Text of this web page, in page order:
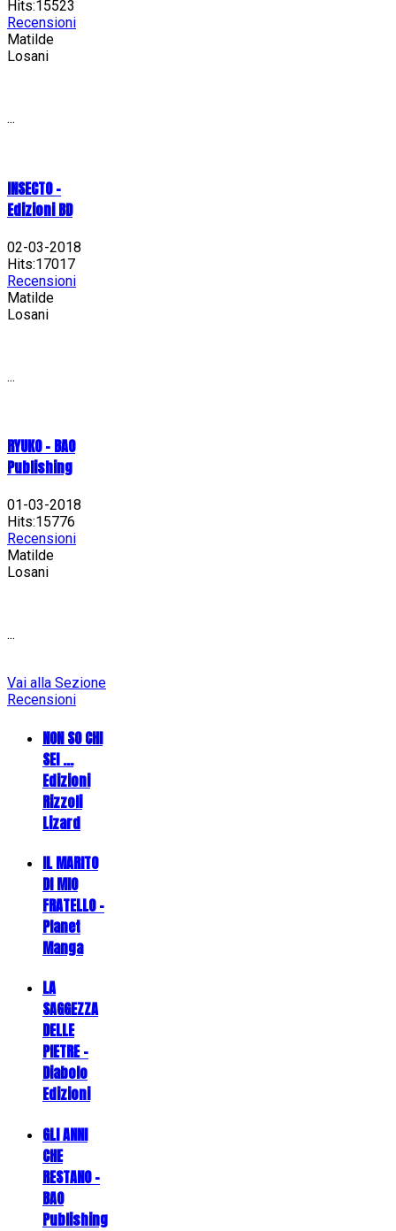
Hits:15523
Recensioni
Matilde
Losani
...
INSECTO -
Edizioni BD
02-03-2018
Hits:17017
Recensioni
Matilde
Losani
...
RYUKO - BAO
Publishing
01-03-2018
Hits:15776
Recensioni
Matilde
Losani
...
Vai alla Sezione
Recensioni
NON SO CHI
SEI ...
Edizioni
Rizzoli
Lizard
IL MARITO
DI MIO
FRATELLO -
Planet
Manga
LA
SAGGEZZA
DELLE
PIETRE -
Diabolo
Edizioni
GLI ANNI
CHE
RESTANO -
BAO
Publishing